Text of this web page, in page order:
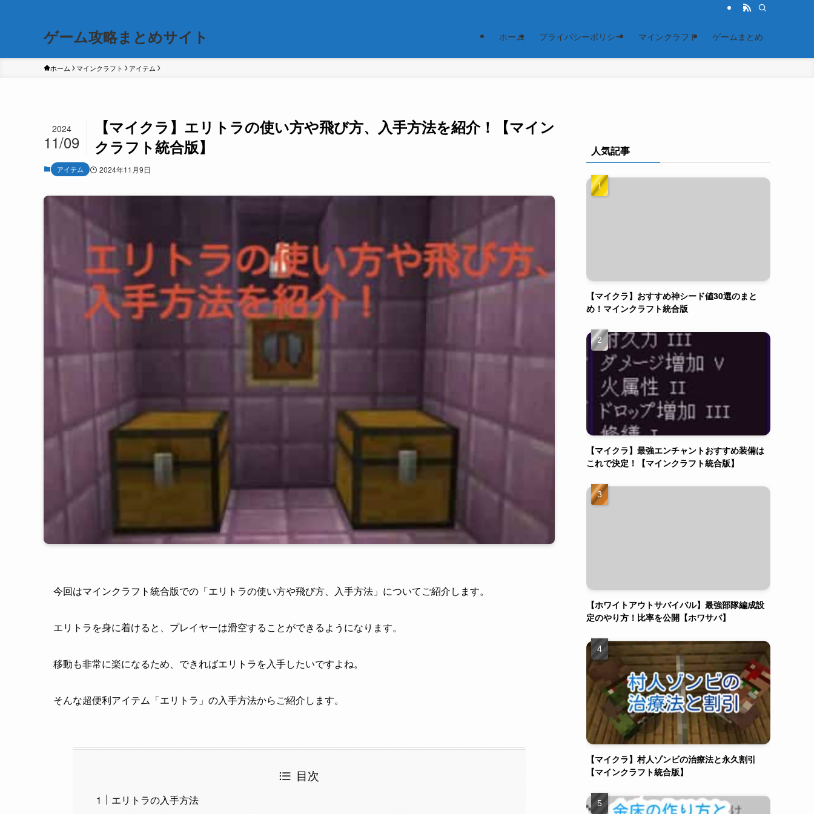
ゲーム攻略まとめサイト ホーム プライバシーポリシー マインクラフト ゲームまとめ
ホーム マインクラフト アイテム
【マイクラ】エリトラの使い方や飛び方、入手方法を紹介！【マイン
クラフト統合版】
2024
11/09
アイテム 2024年11月9日
今回はマインクラフト統合版での「エリトラの使い方や飛び方、入手方法」についてご紹介します。
人気記事
【マイクラ】おすすめ神シード値30選のまと
め！マインクラフト統合版
【マイクラ】最強エンチャントおすすめ装備は
これで決定！【マインクラフト統合版】
【ホワイトアウトサバイバル】最強部隊編成設
定のやり方！比率を公開【ホワサバ】